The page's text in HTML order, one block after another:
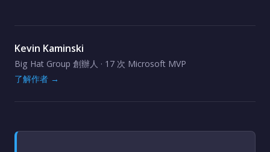
Kevin Kaminski
Big Hat Group 創辦人 · 17 次 Microsoft MVP
了解作者 →